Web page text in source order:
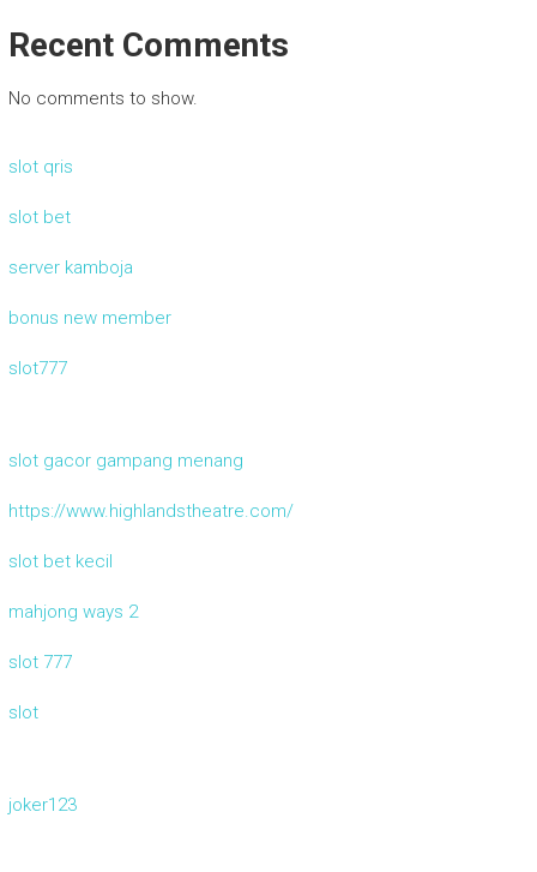
Recent Comments
No comments to show.
slot qris
slot bet
server kamboja
bonus new member
slot777
slot gacor gampang menang
https://www.highlandstheatre.com/
slot bet kecil
mahjong ways 2
slot 777
slot
joker123